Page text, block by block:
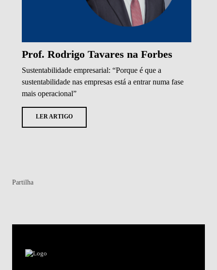
Prof. Rodrigo Tavares na Forbes
Sustentabilidade empresarial: “Porque é que a
sustentabilidade nas empresas está a entrar numa fase
mais operacional”
LER ARTIGO
Partilha